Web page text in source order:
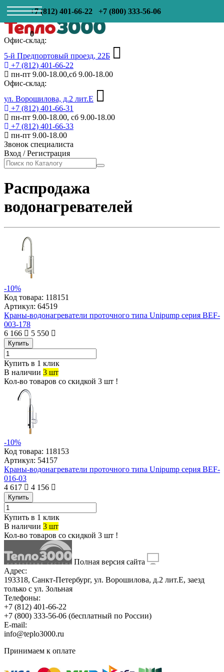
+7 (812) 401-66-22 +7 (800) 333-56-06
0
Офис-склад:
5-й Предпортовый проезд, 22Б
+7 (812) 401-66-22
пн-пт 9.00-18.00,сб 9.00-18.00
Офис-склад:
ул. Ворошилова, д.2 лит.Е
+7 (812) 401-66-31
пн-пт 9.00-18.00, сб 9.00-18.00
+7 (812) 401-66-33
пн-пт 9.00-18.00
Звонок специалиста
Вход /Регистрация
Распродажа
водонагревателей
-10%
Код товара: 118151
Артикул: 64519
Краны-водонагреватели проточного типа Unipump серия BEF-
003-178
6 166
5 550
Купить
Купить в 1 клик
В наличии 3 шт
Кол-во товаров со скидкой 3 шт !
-10%
Код товара: 118153
Артикул: 54157
Краны-водонагреватели проточного типа Unipump серия BEF-
016-03
4 617
4 156
Купить
Купить в 1 клик
В наличии 3 шт
Кол-во товаров со скидкой 3 шт !
Полная версия сайта
Адрес:
193318, Санкт-Петербург, ул. Ворошилова, д.2 лит.Е, заезд
только с ул. Зольная
Телефоны:
+7 (812) 401-66-22
+7 (800) 333-56-06 (бесплатный по России)
E-mail:
info@teplo3000.ru
Принимаем к оплате